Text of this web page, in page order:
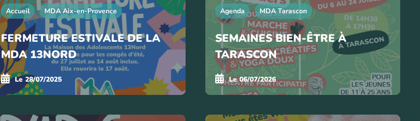
Accueil MDA Aix-en-Provence
FERMETURE ESTIVALE DE LA
MDA 13NORD
Le 28/07/2025
Agenda MDA Tarascon
SEMAINES BIEN-ÊTRE À
TARASCON
Le 06/07/2026